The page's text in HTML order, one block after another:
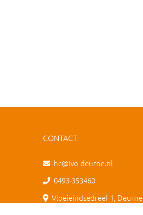
CONTACT
hc@ivo-deurne.nl
0493-353460
Vloeieindsedreef 1, Deurne